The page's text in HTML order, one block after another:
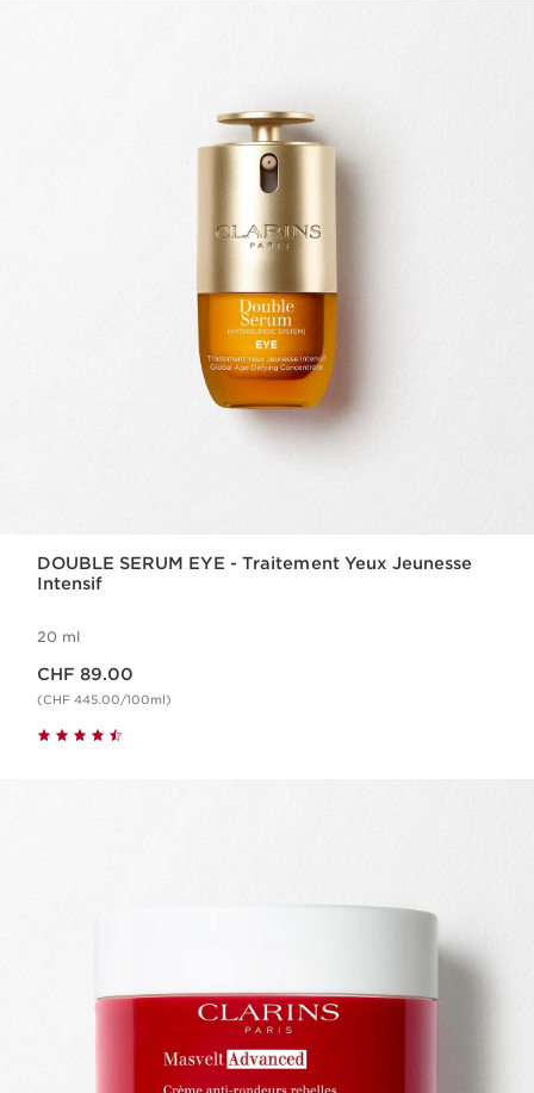
DOUBLE SERUM EYE - Traitement Yeux Jeunesse
Intensif
20 ml
CHF 89.00
(CHF 445.00/100ml)